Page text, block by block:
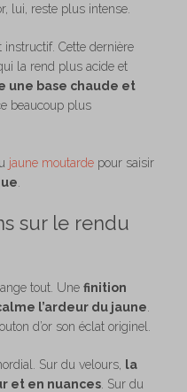
lui, reste plus intense.
Cette dernière
la rend plus acide et
une base chaude et
beaucoup plus
jaune moutarde pour saisir
sur le rendu
tout. Une finition
l’ardeur du jaune
d’or son éclat originel.
Sur du velours,
la
et en nuances . Sur du